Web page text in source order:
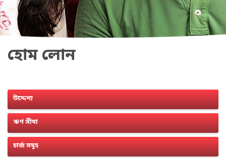
হোম লোন
উদ্দেশ্য
ঋণ সীমা
চার্জ সমূহ